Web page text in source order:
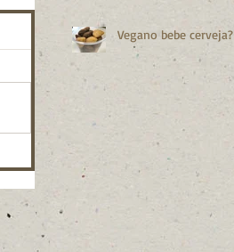
Vegano bebe cerveja?